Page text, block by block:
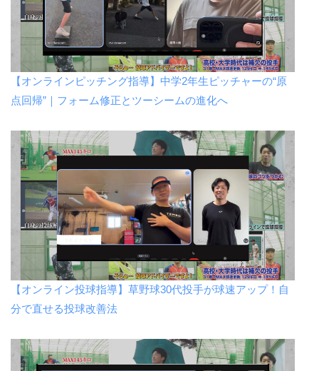
【オンラインピッチング指導】中学2年生ピッチャーの“原
点回帰”｜フォーム修正とツーシームの進化へ
【オンライン投球指導】草野球30代投手が球速アップ！自
分で直せる投球改善法